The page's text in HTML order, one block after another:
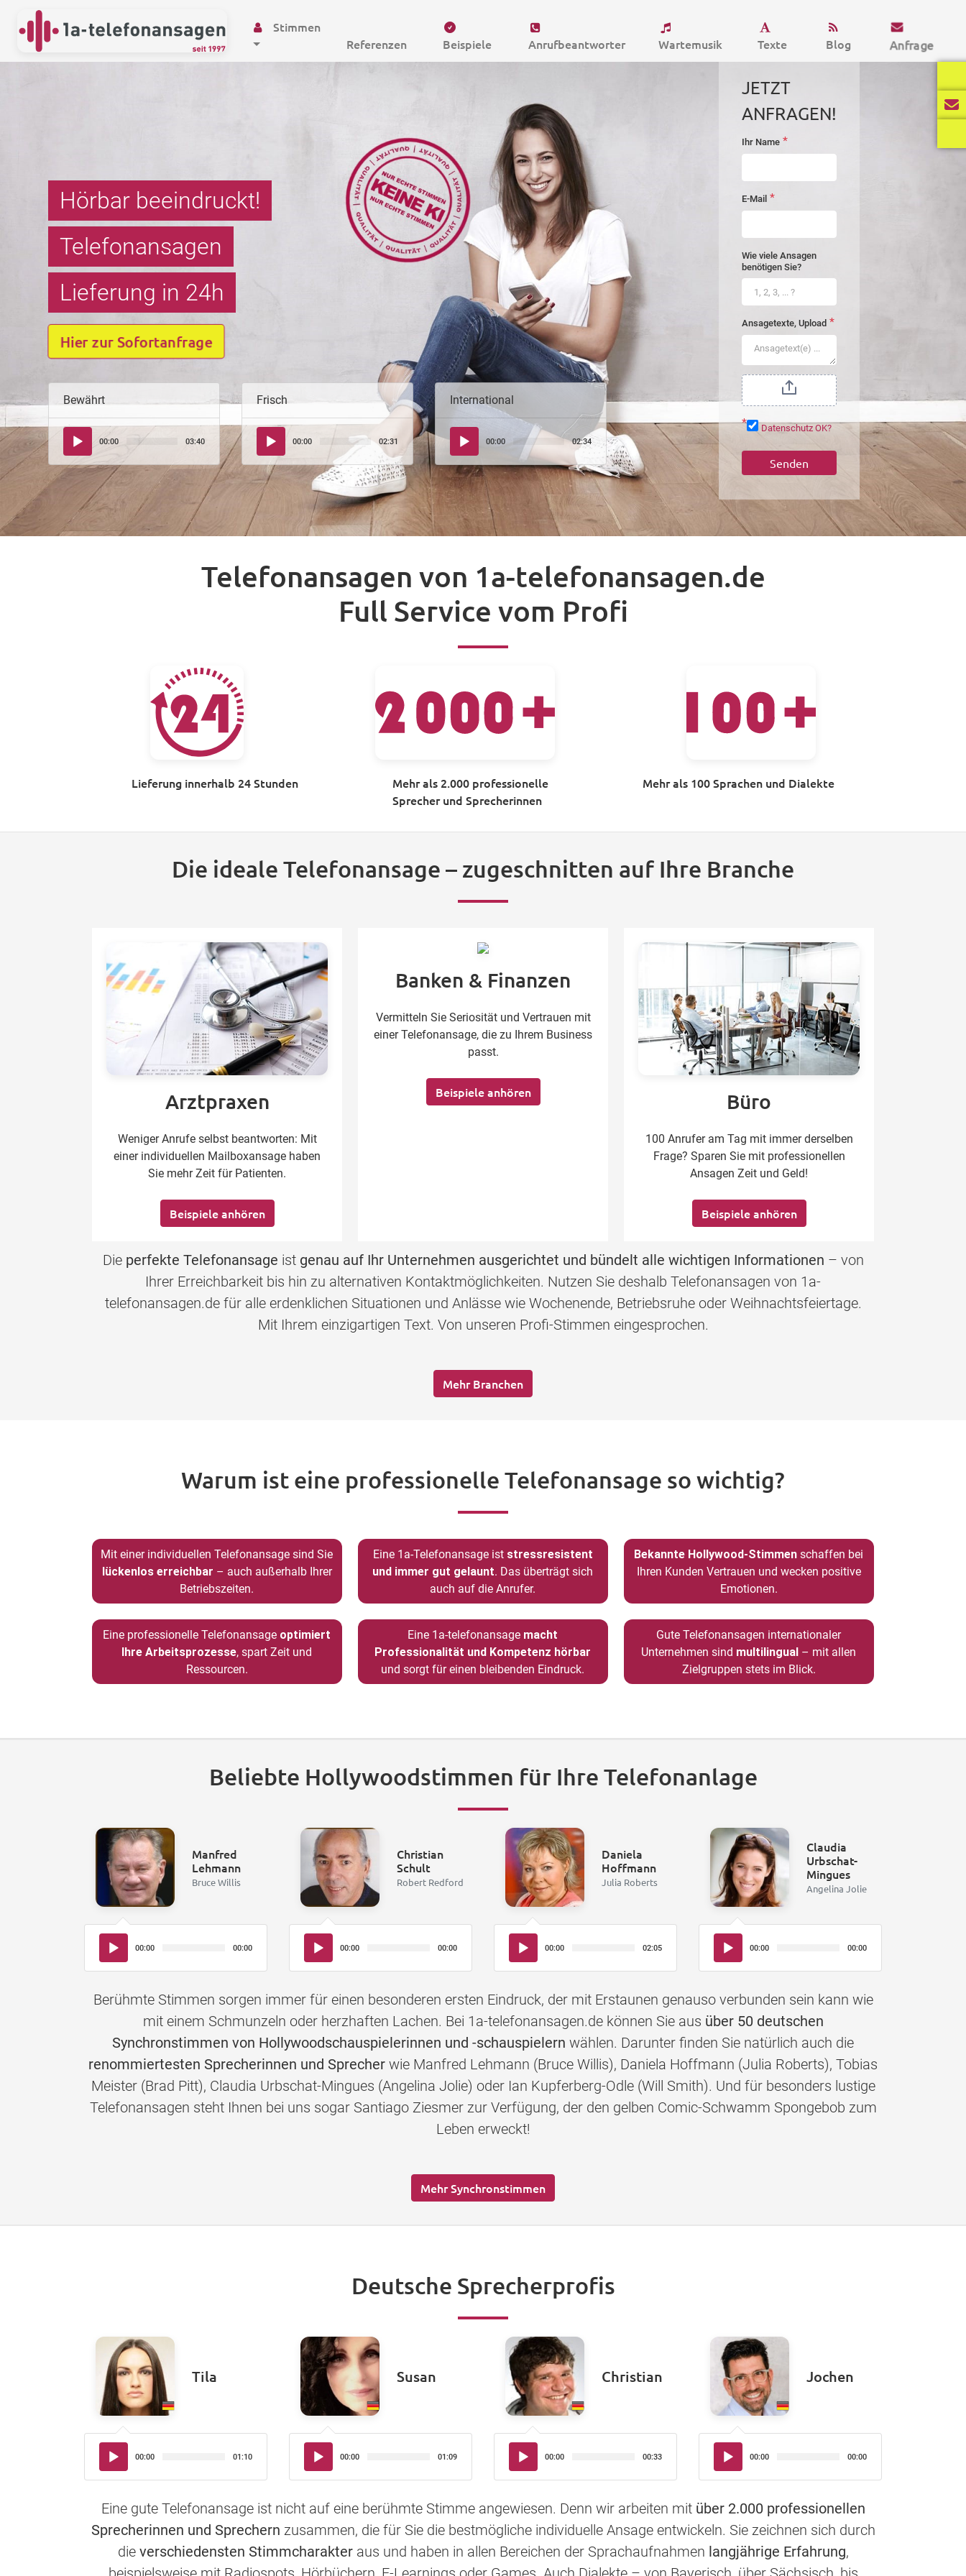
Stimmen
Referenzen
Beispiele Anrufbeantworter Wartemusik Texte Blog Anfrage
Hörbar beeindruckt!
Telefonansagen
Wartemusik
Hier zur Sofortanfrage
Bewährt
Audio-
Player
00:00 03:40
Frisch
Audio-
Player
00:00 02:31
International
Audio-
Player
00:00 02:34
Telefonansagen von 1a-telefonansagen.de
Full Service vom Profi
Lieferung innerhalb 24 Stunden
Mehr als 2.000 professionelle
Sprecher und Sprecherinnen
Mehr als 100 Sprachen und Dialekte
JETZT
ANFRAGEN!
startseite-
Ihr Name *
E-Mail *
Wie viele Ansagen
benötigen Sie?
Ansagetexte, Upload *
* Datenschutz OK?
Senden
Die ideale Telefonansage – zugeschnitten auf Ihre Branche
Arztpraxen
Weniger Anrufe selbst beantworten: Mit
einer individuellen Mailboxansage haben
Sie mehr Zeit für Patienten.
Beispiele anhören
Banken & Finanzen
Vermitteln Sie Seriosität und Vertrauen mit
einer Telefonansage, die zu Ihrem Business
passt.
Beispiele anhören Büro
100 Anrufer am Tag mit immer derselben
Frage? Sparen Sie mit professionellen
Ansagen Zeit und Geld!
Beispiele anhören
Die perfekte Telefonansage ist genau auf Ihr Unternehmen ausgerichtet und bündelt alle wichtigen Informationen – von
Ihrer Erreichbarkeit bis hin zu alternativen Kontaktmöglichkeiten. Nutzen Sie deshalb Telefonansagen von 1a-
telefonansagen.de für alle erdenklichen Situationen und Anlässe wie Wochenende, Betriebsruhe oder Weihnachtsfeiertage.
Mit Ihrem einzigartigen Text. Von unseren Profi-Stimmen eingesprochen.
Mehr Branchen
Warum ist eine professionelle Telefonansage so wichtig?
Mit einer individuellen Telefonansage sind Sie
lückenlos erreichbar – auch außerhalb Ihrer
Betriebszeiten.
Eine 1a-Telefonansage ist stressresistent
und immer gut gelaunt. Das überträgt sich
auch auf die Anrufer.
Bekannte Hollywood-Stimmen schaffen bei
Ihren Kunden Vertrauen und wecken positive
Emotionen.
Eine professionelle Telefonansage optimiert
Ihre Arbeitsprozesse, spart Zeit und
Ressourcen.
Eine 1a-telefonansage macht
Professionalität und Kompetenz hörbar
und sorgt für einen bleibenden Eindruck.
Gute Telefonansagen internationaler
Unternehmen sind multilingual – mit allen
Zielgruppen stets im Blick.
Beliebte Hollywoodstimmen für Ihre Telefonanlage
Manfred
Lehmann
Bruce Willis
Audio-
Player
00:00 00:00
Christian
Schult
Robert Redford
Audio-
Player
00:00 00:00
Daniela
Hoffmann
Julia Roberts
Audio-
Player
00:00 02:05
Claudia
Urbschat-
Mingues
Angelina Jolie
Audio-
Player
00:00 00:00
Berühmte Stimmen sorgen immer für einen besonderen ersten Eindruck, der mit Erstaunen genauso verbunden sein kann wie
mit einem Schmunzeln oder herzhaften Lachen. Bei 1a-telefonansagen.de können Sie aus über 50 deutschen
Synchronstimmen von Hollywoodschauspielerinnen und -schauspielern wählen. Darunter finden Sie natürlich auch die
renommiertesten Sprecherinnen und Sprecher wie Manfred Lehmann (Bruce Willis), Daniela Hoffmann (Julia Roberts), Tobias
Meister (Brad Pitt), Claudia Urbschat-Mingues (Angelina Jolie) oder Ian Kupferberg-Odle (Will Smith). Und für besonders lustige
Telefonansagen steht Ihnen bei uns sogar Santiago Ziesmer zur Verfügung, der den gelben Comic-Schwamm Spongebob zum
Leben erweckt!
Mehr Synchronstimmen
Deutsche Sprecherprofis
Tila
Audio-
Player
00:00 01:10
Susan
Audio-
Player
00:00 01:09
Christian
Audio-
Player
00:00 00:33
Jochen
Audio-
Player
00:00 00:00
Eine gute Telefonansage ist nicht auf eine berühmte Stimme angewiesen. Denn wir arbeiten mit über 2.000 professionellen
Sprecherinnen und Sprechern zusammen, die für Sie die bestmögliche individuelle Ansage entwickeln. Sie zeichnen sich durch
die verschiedensten Stimmcharakteraus und haben in allen Bereichen der Sprachaufnahmen langjährige Erfahrung,